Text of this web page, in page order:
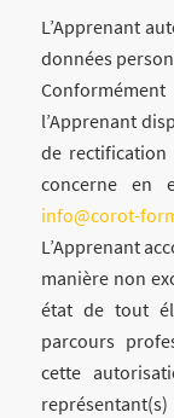
L’Apprenant
données
l’Apprenant
de
concerne en
info@corot-
L’Apprenant
manière non
état de tout
parcours
cette